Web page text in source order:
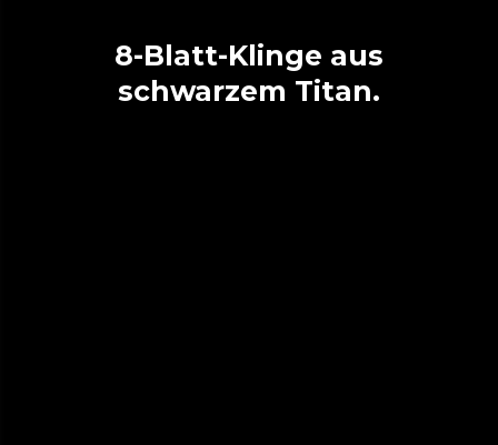
8-Blatt-Klinge aus
schwarzem Titan.